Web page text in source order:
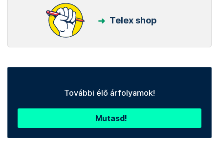
Telex shop
További élő árfolyamok!
Mutasd!